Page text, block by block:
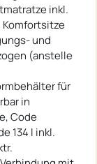
inkl.
Komfortsitze
und
(anstelle
für
in
Code
134 l inkl.